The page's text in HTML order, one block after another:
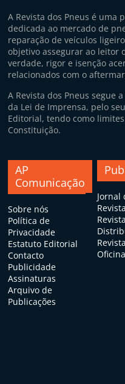
A Revista dos Pneus é uma
dedicada ao mercado de
reparação de veículos
objetivo assegurar ao leitor
verdade, rigor e isenção
relacionados com o
A Revista dos Pneus segue
da Lei de Imprensa, pelo
Editorial, tendo como
Constituição.
AP
Comunicação
Sobre nós
Política de
Privacidade
Estatuto Editorial
Contacto
Publicidade
Assinaturas
Arquivo de
Publicações
Jornal